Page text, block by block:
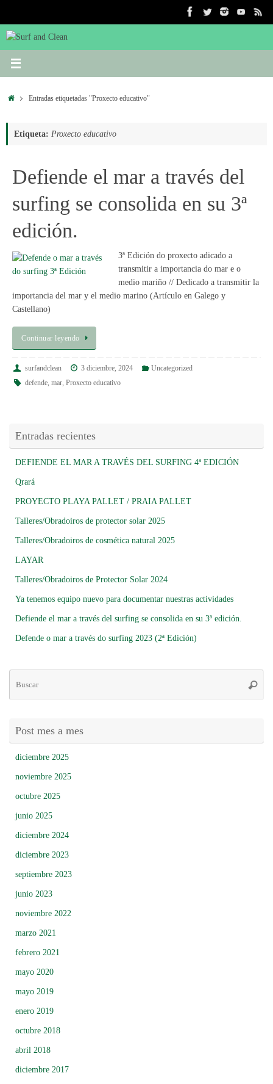
contenido
InicioEntradas etiquetadas "Proxecto educativo"
Etiqueta: Proxecto educativo
Defiende el mar a través del
surfing se consolida en su 3ª
edición.
3ª Edición do proxecto adicado a
transmitir a importancia do mar e o
medio mariño // Dedicado a transmitir la
importancia del mar y el medio marino (Artículo en Galego y
Castellano)
Continuar leyendo
surfandclean 3 diciembre, 2024
Uncategorized
defende, mar, Proxecto educativo
Entradas recientes
DEFIENDE EL MAR A TRAVÉS DEL SURFING 4ª EDICIÓN
Qrará
PROYECTO PLAYA PALLET / PRAIA PALLET
Talleres/Obradoiros de protector solar 2025
Talleres/Obradoiros de cosmética natural 2025
LAYAR
Talleres/Obradoiros de Protector Solar 2024
Ya tenemos equipo nuevo para documentar nuestras actividades
Defiende el mar a través del surfing se consolida en su 3ª edición.
Defende o mar a través do surfing 2023 (2ª Edición)
Post mes a mes
diciembre 2025
noviembre 2025
octubre 2025
junio 2025
diciembre 2024
diciembre 2023
septiembre 2023
junio 2023
noviembre 2022
marzo 2021
febrero 2021
mayo 2020
mayo 2019
enero 2019
octubre 2018
abril 2018
diciembre 2017